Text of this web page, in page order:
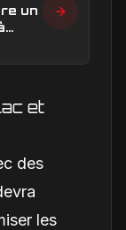
un
et
des
les